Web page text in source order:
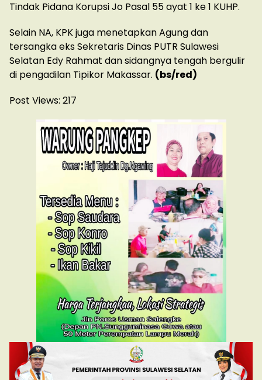
Tindak Pidana Korupsi Jo Pasal 55 ayat 1 ke 1 KUHP.
Selain NA, KPK juga menetapkan Agung dan
tersangka eks Sekretaris Dinas PUTR Sulawesi
Selatan Edy Rahmat dan sidangnya tengah bergulir
di pengadilan Tipikor Makassar. (bs/red)
Post Views: 217